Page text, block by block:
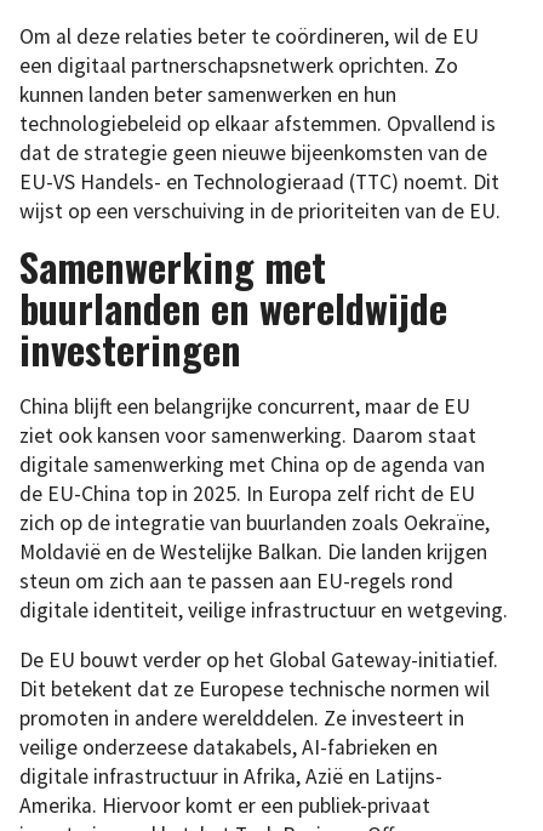
Om al deze relaties beter te coördineren, wil de EU
een digitaal partnerschapsnetwerk oprichten. Zo
kunnen landen beter samenwerken en hun
technologiebeleid op elkaar afstemmen. Opvallend is
dat de strategie geen nieuwe bijeenkomsten van de
EU-VS Handels- en Technologieraad (TTC) noemt. Dit
wijst op een verschuiving in de prioriteiten van de EU.
Samenwerking met
buurlanden en wereldwijde
investeringen
China blijft een belangrijke concurrent, maar de EU
ziet ook kansen voor samenwerking. Daarom staat
digitale samenwerking met China op de agenda van
de EU-China top in 2025. In Europa zelf richt de EU
zich op de integratie van buurlanden zoals Oekraïne,
Moldavië en de Westelijke Balkan. Die landen krijgen
steun om zich aan te passen aan EU-regels rond
digitale identiteit, veilige infrastructuur en wetgeving.
De EU bouwt verder op het Global Gateway-initiatief.
Dit betekent dat ze Europese technische normen wil
promoten in andere werelddelen. Ze investeert in
veilige onderzeese datakabels, AI-fabrieken en
digitale infrastructuur in Afrika, Azië en Latijns-
Amerika. Hiervoor komt er een publiek-privaat